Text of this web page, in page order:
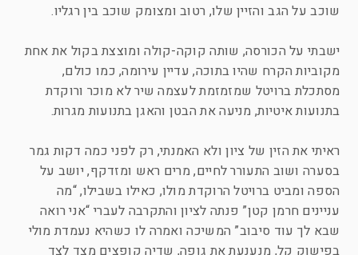
שוכב על הגב והזיין שלו, רטוב ומצומק שוכב בין רגליו.
ישבתי על הכורסה, שותה קוקה-קולה ומוצצת בקול את אחת
מקוביות הקרח שהיו בתוכה, עדיין עירומה, כמו כולם,
מסתכלת ברויטל שמזמזמת לעצמה שיר לא מוכר ורוקדת
בתנועות איטיות, מניעה את הבטן והאגן בתנועות מגרות.
ראיתי את הזין של ציון ולא האמנתי, רק לפני כמה דקות גמר
בסערה ושוב התעורר לחיים, מרים ראש ומזדקף, יושב על
הספה ומביט ברויטל הרוקדת מולו, כאילו בשבילו, “מה
עניינים חרמן קטן” פנתה לציון והתקרבה לעברי “אני רואה
שבא לך עוד סיבוב” המשיכה ואמרה לו כשהיא נעמדת מולי
בפישוק קל, מנענעת את גופה, שדיה קופצים מצד לצד